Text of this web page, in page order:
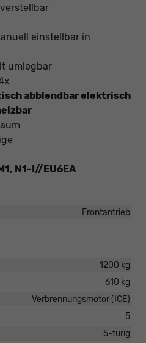
einstellbar in
umlegbar
abblendbar elektrisch
N1-I//EU6EA
Frontantrieb
1200 kg
610 kg
Verbrennungsmotor (ICE)
5
5-türig